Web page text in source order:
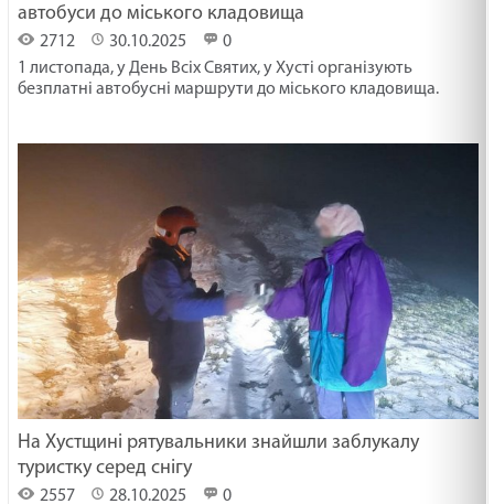
автобуси до міського кладовища
2712 30.10.2025
0
1 листопада, у День Всіх Святих, у Хусті організують
безплатні автобусні маршрути до міського кладовища.
На Хустщині рятувальники знайшли заблукалу
туристку серед снігу
2557 28.10.2025 0